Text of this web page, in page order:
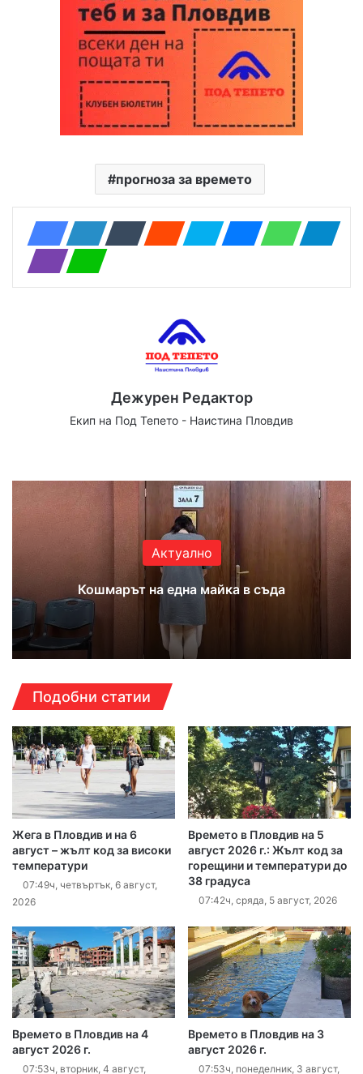
прогноза за времето
Дежурен Редактор
Екип на Под Тепето - Наистина Пловдив
Актуално
Кошмарът на една майка в съда
Подобни статии
Жега в Пловдив и на 6
август – жълт код за високи
температури
07:49ч, четвъртък, 6 август,
2026
Времето в Пловдив на 5
август 2026 г.: Жълт код за
горещини и температури до
38 градуса
07:42ч, сряда, 5 август, 2026
Времето в Пловдив на 4
август 2026 г.
07:53ч, вторник, 4 август,
Времето в Пловдив на 3
август 2026 г.
07:53ч, понеделник, 3 август,